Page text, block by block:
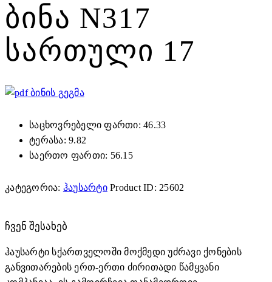
ᲑᲘᲜᲐ N317
ᲡᲐᲠᲗᲣᲚᲘ 17
ბინის გეგმა
საცხოვრებელი ფართი: 46.33
ტერასა: 9.82
საერთო ფართი: 56.15
კატეგორია: ჰაუსარტი Product ID: 25602
ᲩᲕᲔᲜ ᲨᲔᲡᲐᲮᲔᲑ
ჰაუსარტი სქართველოში მოქმედი უძრავი ქონების
განვითარების ერთ-ერთი ძირითადი წამყვანი